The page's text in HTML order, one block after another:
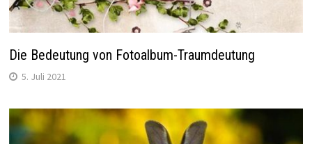
Die Bedeutung von Fotoalbum-Traumdeutung
5. Juli 2021